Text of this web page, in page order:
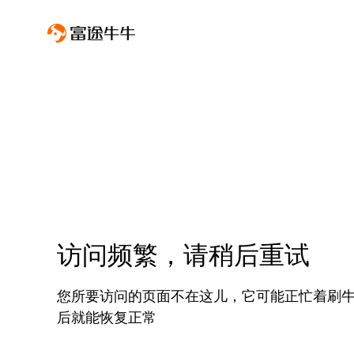
访问频繁，请稍后重试
您所要访问的页面不在这儿，它可能正忙着刷
后就能恢复正常